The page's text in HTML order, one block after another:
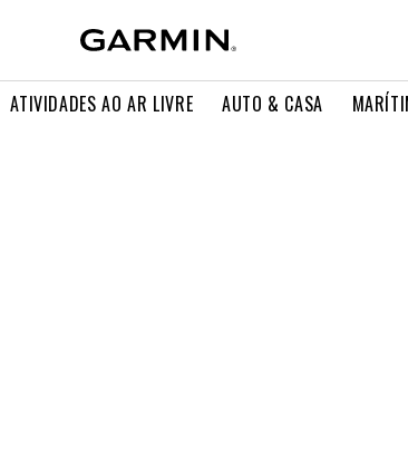
ATIVIDADES AO AR LIVRE AUTO & CASA